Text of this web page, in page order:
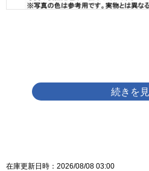
在庫更新日時：2026/08/08 03:00